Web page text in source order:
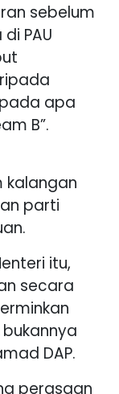
sebelum
PAU
apa
B”.
kalangan
parti
itu,
secara
DAP.
perasaan